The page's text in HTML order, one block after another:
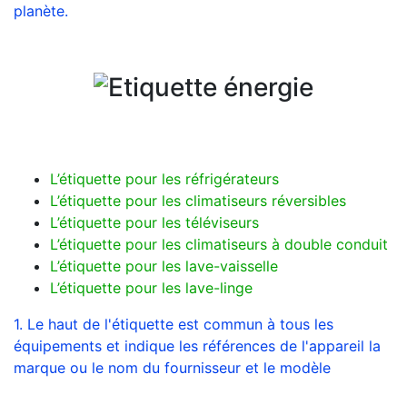
planète.
L’étiquette pour les réfrigérateurs
L’étiquette pour les climatiseurs réversibles
L’étiquette pour les téléviseurs
L’étiquette pour les climatiseurs à double conduit
L’étiquette pour les lave-vaisselle
L’étiquette pour les lave-linge
1. Le haut de l'étiquette est commun à tous les
équipements et indique les références de l'appareil la
marque ou le nom du fournisseur et le modèle